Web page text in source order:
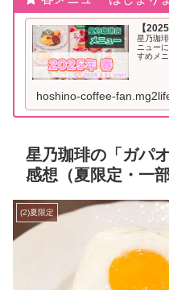
【
星乃珈
ニュー
すめメ
hoshino-coffee-
星乃珈琲の「ガパ
感想（夏限定・一部
(2)夏限定